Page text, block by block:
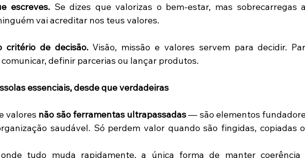
escreves. Se dizes que valorizas o bem-estar, mas sobrecarregas
vai acreditar nos teus valores.
critério de decisão. Visão, missão e valores servem para decidir.
definir parcerias ou lançar produtos.
essenciais, desde que verdadeiras
valores não são ferramentas ultrapassadas — são elementos
saudável. Só perdem valor quando são fingidas, copiadas
tudo muda rapidamente, a única forma de manter coerência